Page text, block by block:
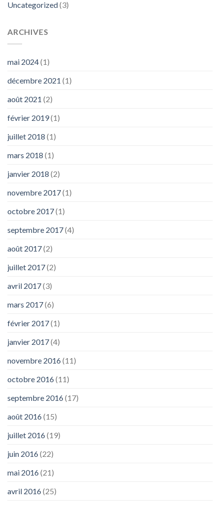
Uncategorized(3)
ARCHIVES
mai 2024(1)
décembre 2021 (1)
août 2021 (2)
février 2019(1)
juillet 2018 (1)
mars 2018 (1)
janvier 2018 (2)
novembre 2017(1)
octobre 2017(1)
septembre 2017(4)
août 2017(2)
juillet 2017(2)
avril 2017(3)
mars 2017(6)
février 2017(1)
janvier 2017(4)
novembre 2016(11)
octobre 2016(11)
septembre 2016(17)
août 2016(15)
juillet 2016(19)
juin 2016(22)
mai 2016(21)
avril 2016(25)